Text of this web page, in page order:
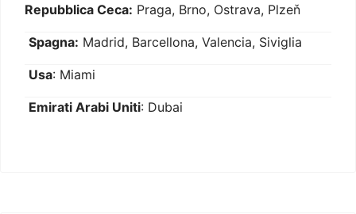
Repubblica Ceca: Praga, Brno, Ostrava, Plzeň
Spagna: Madrid, Barcellona, Valencia, Siviglia
Usa: Miami
Emirati Arabi Uniti: Dubai